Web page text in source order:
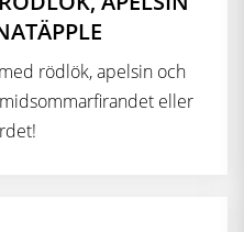
rödlök, apelsin och
eller